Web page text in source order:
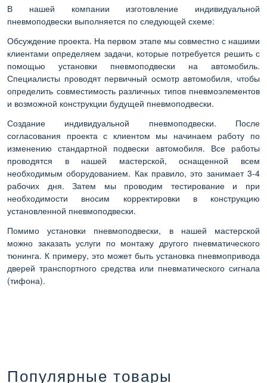
В нашей компании изготовление индивидуальной
пневмоподвески выполняется по следующей схеме:
Обсуждение проекта. На первом этапе мы совместно с нашими
клиентами определяем задачи, которые потребуется решить с
помощью установки пневмоподвески на автомобиль.
Специалисты проводят первичный осмотр автомобиля, чтобы
определить совместимость различных типов пневмоэлементов
и возможной конструкции будущей пневмоподвески.
Создание индивидуальной пневмоподвески. После
согласования проекта с клиентом мы начинаем работу по
изменению стандартной подвески автомобиля. Все работы
проводятся в нашей мастерской, оснащенной всем
необходимым оборудованием. Как правило, это занимает 3-4
рабочих дня. Затем мы проводим тестирование и при
необходимости вносим корректировки в конструкцию
установленной пневмоподвески.
Помимо установки пневмоподвески, в нашей мастерской
можно заказать услуги по монтажу другого пневматического
тюнинга. К примеру, это может быть установка пневмопривода
дверей транспортного средства или пневматического сигнала
(тифона).
Популярные товары